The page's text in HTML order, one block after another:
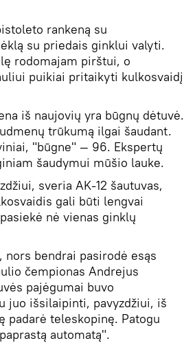
rankeną su
su priedais ginklui valyti.
rodomajam pirštui, o
puikiai pritaikyti kulkosvaidį
iš naujovių yra būgnų dėtuvė.
trūkumą ilgai šaudant.
"būgne" — 96. Ekspertų
šaudymui mūšio lauke.
sveria AK-12 šautuvas,
gali būti lengvai
nė vienas ginklų
bendrai pasirodė esąs
čempionas Andrejus
pajėgumai buvo
juo išsilaipinti, pavyzdžiui, iš
padarė teleskopinę. Patogu
automatą".